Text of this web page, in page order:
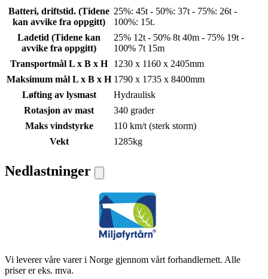
Batteri, driftstid. (Tidene
kan avvike fra oppgitt)
25%: 45t - 50%: 37t - 75%: 26t -
100%: 15t.
Ladetid (Tidene kan
avvike fra oppgitt)
25% 12t - 50% 8t 40m - 75% 19t -
100% 7t 15m
Transportmål L x B x H
1230 x 1160 x 2405mm
Maksimum mål L x B x H 1790 x 1735 x 8400mm
Løfting av lysmast
Hydraulisk
Rotasjon av mast
340 grader
Maks vindstyrke
110 km/t (sterk storm)
Vekt
1285kg
Nedlastninger
Vi leverer våre varer i Norge gjennom vårt forhandlernett. Alle
priser er eks. mva.